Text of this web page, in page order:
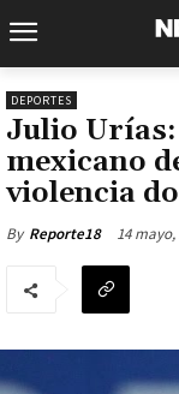
DEPORTES
Julio
mexicano
violencia
By Reporte18 14 mayo,